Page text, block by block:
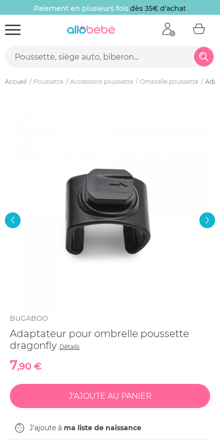
Paiement en plusieurs fois dès 35€ d'achat
Accueil Poussette Accessoire poussette Ombrelle poussette
BUGABOO
Adaptateur pour ombrelle poussette
dragonfly Détails
7,90 €
J'ajoute à ma liste de naissance